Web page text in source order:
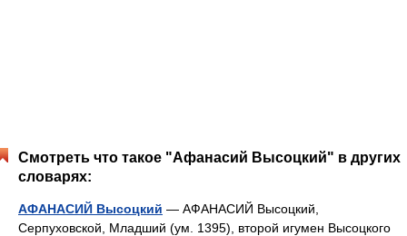
Смотреть что такое "Афанасий Высоцкий" в других
словарях:
АФАНАСИЙ Высоцкий — АФАНАСИЙ Высоцкий,
Серпуховской, Младший (ум. 1395), второй игумен Высоцкого